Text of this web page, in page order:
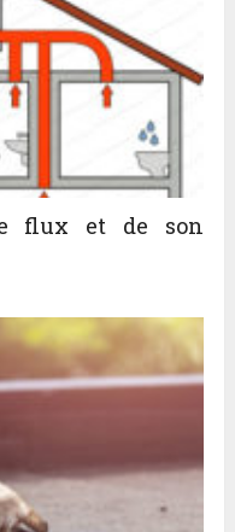
flux et de son